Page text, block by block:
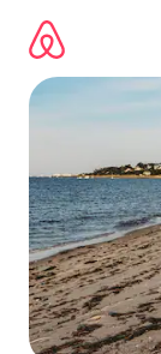
sadržaj